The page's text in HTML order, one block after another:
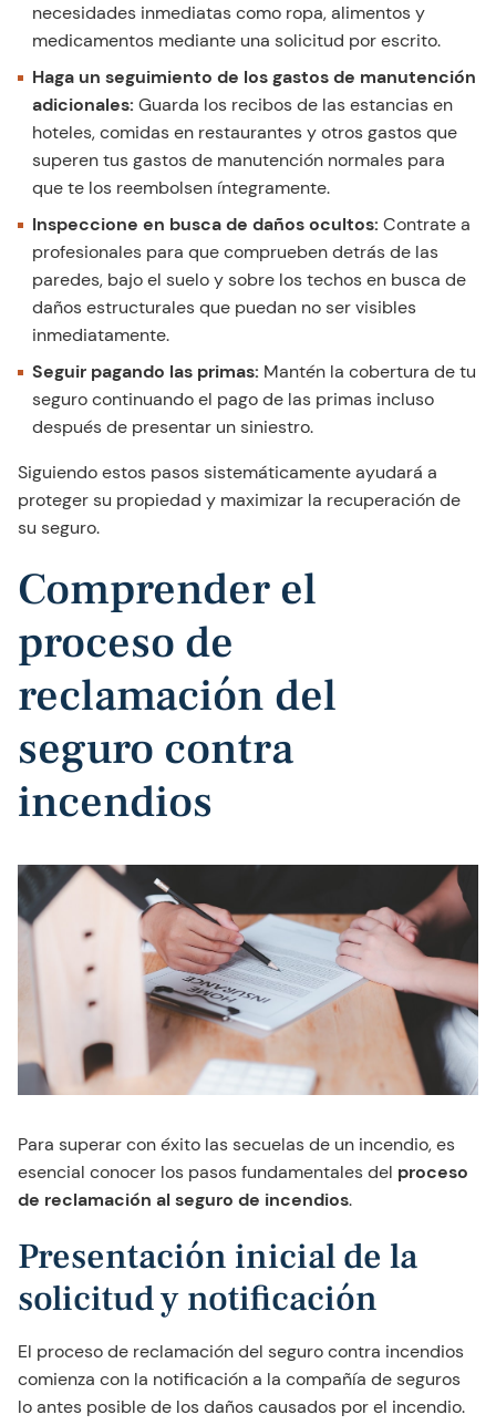
necesidades inmediatas como ropa, alimentos y
medicamentos mediante una solicitud por escrito.
Haga un seguimiento de los gastos de manutención
adicionales: Guarda los recibos de las estancias en
hoteles, comidas en restaurantes y otros gastos que
superen tus gastos de manutención normales para
que te los reembolsen íntegramente.
Inspeccione en busca de daños ocultos: Contrate a
profesionales para que comprueben detrás de las
paredes, bajo el suelo y sobre los techos en busca de
daños estructurales que puedan no ser visibles
inmediatamente.
Seguir pagando las primas: Mantén la cobertura de tu
seguro continuando el pago de las primas incluso
después de presentar un siniestro.
Siguiendo estos pasos sistemáticamente ayudará a
proteger su propiedad y maximizar la recuperación de
su seguro.
Comprender el
proceso de
reclamación del
seguro contra
incendios
Para superar con éxito las secuelas de un incendio, es
esencial conocer los pasos fundamentales del proceso
de reclamación al seguro de incendios.
Presentación inicial de la
solicitud y notificación
El proceso de reclamación del seguro contra incendios
comienza con la notificación a la compañía de seguros
lo antes posible de los daños causados por el incendio.